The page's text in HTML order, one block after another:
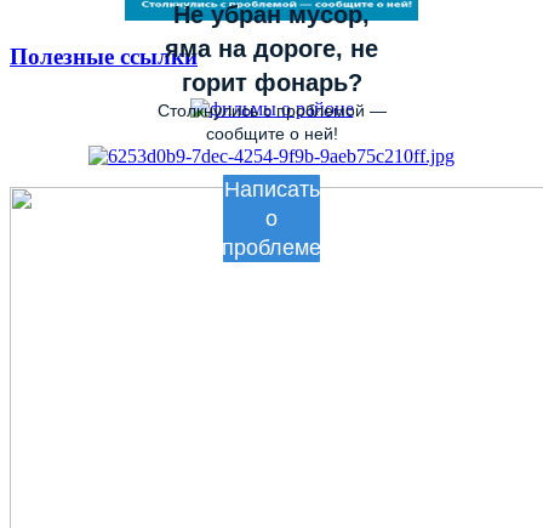
Не убран мусор,
яма на дороге, не
горит фонарь?
Столкнулись с проблемой —
сообщите о ней!
Написать
о
проблеме
Полезные ссылки